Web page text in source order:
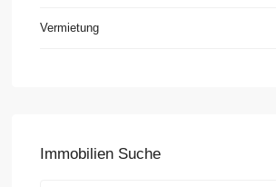
Vermietung
Immobilien Suche